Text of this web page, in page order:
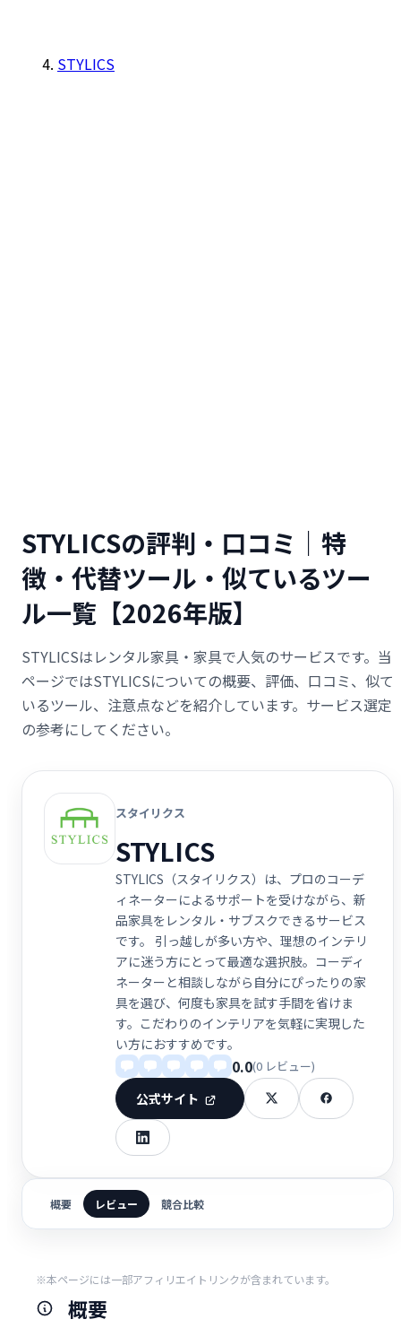
STYLICS
STYLICSの評判・口コミ｜特
徴・代替ツール・似ているツー
ル一覧【2026年版】
STYLICSはレンタル家具・家具で人気のサービスです。当
ページではSTYLICSについての概要、評価、口コミ、似て
いるツール、注意点などを紹介しています。サービス選定
の参考にしてください。
スタイリクス
STYLICS
STYLICS（スタイリクス）は、プロのコーデ
ィネーターによるサポートを受けながら、新
品家具をレンタル・サブスクできるサービス
です。 引っ越しが多い方や、理想のインテリ
アに迷う方にとって最適な選択肢。コーディ
ネーターと相談しながら自分にぴったりの家
具を選び、何度も家具を試す手間を省けま
す。こだわりのインテリアを気軽に実現した
い方におすすめです。
0.0(0 レビュー)
公式サイト
概要 レビュー 競合比較
※本ページには一部アフィリエイトリンクが含まれています。
概要